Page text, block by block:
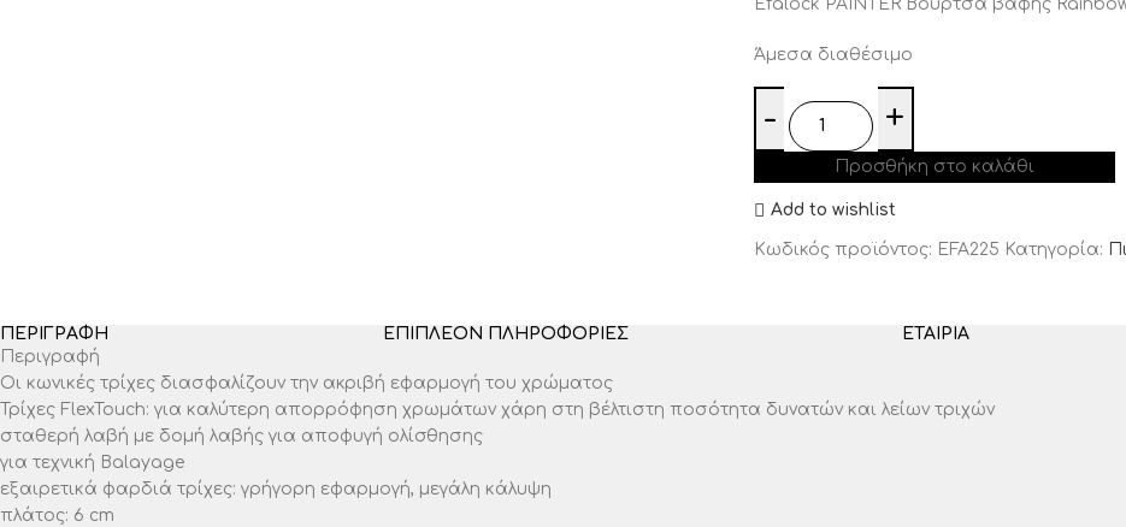
Efalock PAINTER Βούρτσα βαφής
Άμεσα διαθέσιμο
Προσθήκη στο καλάθι
Add to wishlist
Κωδικός προϊόντος: EFA225 Κατηγορία:
ΠΕΡΙΓΡΑΦΉ ΕΠΙΠΛΈΟΝ ΠΛΗΡΟΦΟΡΊΕΣ ΕΤΑΙΡΊΑ
Περιγραφή
Οι κωνικές τρίχες διασφαλίζουν την ακριβή εφαρμογή του χρώματος
Τρίχες FlexTouch: για καλύτερη απορρόφηση χρωμάτων χάρη στη βέλτιστη ποσότητα δυνατών και λείων τριχών
σταθερή λαβή με δομή λαβής για αποφυγή ολίσθησης
για τεχνική Balayage
εξαιρετικά φαρδιά τρίχες: γρήγορη εφαρμογή, μεγάλη κάλυψη
πλάτος: 6 cm